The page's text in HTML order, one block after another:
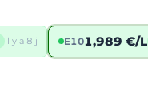
il y a 8 j E101,989 €/L